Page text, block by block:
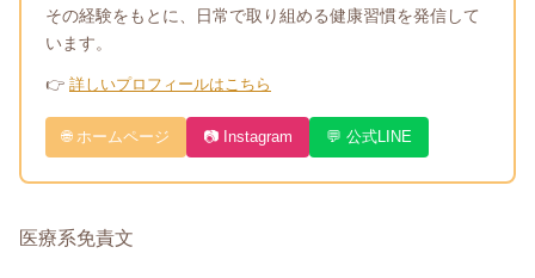
その経験をもとに、日常で取り組める健康習慣を発信して
います。
👉 詳しいプロフィールはこちら
🌐 ホームページ 📷 Instagram 💬 公式LINE
医療系免責文